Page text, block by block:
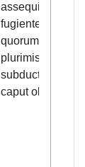
assequitur
fugientes et
quorum forte
plurimis
subductum uni
caput obicio!